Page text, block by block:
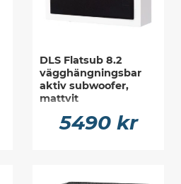
DLS Flatsub 8.2
vägghängningsbar
aktiv subwoofer,
mattvit
5490 kr